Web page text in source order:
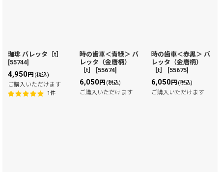
珈琲 バレッタ［t］
[55744]
4,950円 (税込)
ご購入いただけます
1件
時の歯車＜青緑＞ バ
レッタ（金唐柄）
［t］
[55674]
6,050円 (税込)
ご購入いただけます
時の歯車＜赤黒＞ バ
レッタ（金唐柄）
［t］
[55675]
6,050円 (税込)
ご購入いただけます